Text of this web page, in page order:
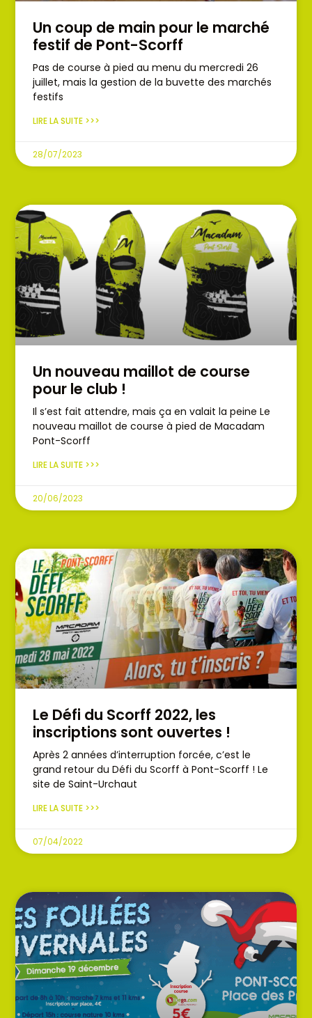
Un coup de main pour le marché
festif de Pont-Scorff
Pas de course à pied au menu du mercredi 26
juillet, mais la gestion de la buvette des marchés
festifs
LIRE LA SUITE >>>
28/07/2023
Un nouveau maillot de course
pour le club !
Il s’est fait attendre, mais ça en valait la peine Le
nouveau maillot de course à pied de Macadam
Pont-Scorff
LIRE LA SUITE >>>
20/06/2023
Le Défi du Scorff 2022, les
inscriptions sont ouvertes !
Après 2 années d’interruption forcée, c’est le
grand retour du Défi du Scorff à Pont-Scorff ! Le
site de Saint-Urchaut
LIRE LA SUITE >>>
07/04/2022